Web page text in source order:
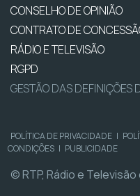
CONSELHO DE OPINIÃO
CONTRATO DE
RÁDIO E TELEVISÃO
RGPD
GESTÃO DAS DEFINIÇÕES
POLÍTICA DE PRIVACIDADE |
CONDIÇÕES | PUBLICIDADE
© RTP, Rádio e